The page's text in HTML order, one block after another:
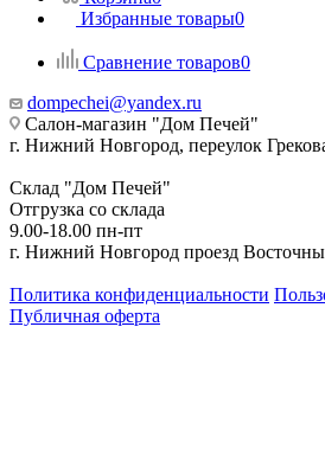
Избранные товары0
Сравнение товаров0
dompechei@yandex.ru
Салон-магазин "Дом Печей"
г. Нижний Новгород, переулок
Склад "Дом Печей"
Отгрузка со склада
9.00-18.00 пн-пт
г. Нижний Новгород проезд
Политика конфиденциальности
Публичная оферта